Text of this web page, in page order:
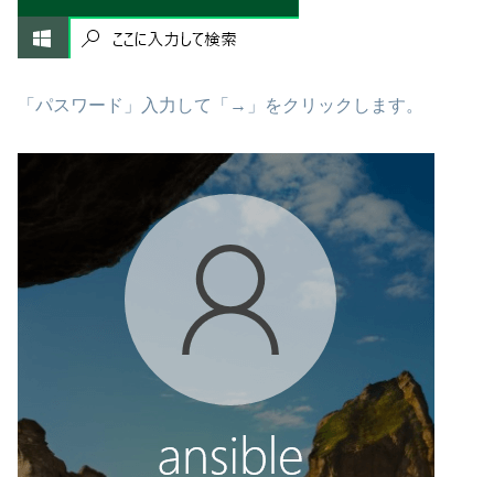
「パスワード」入力して「→」をクリックします。